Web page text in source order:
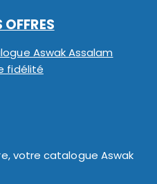
OFFRES
Aswak Assalam
fidélité
votre catalogue Aswak